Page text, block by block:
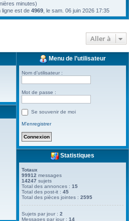
minutes)
ligne est de 4969 , le sam. 06 juin 2026 17:35
Aller à
Menu de l’utilisateur
Nom d’utilisateur :
Mot de passe :
Se souvenir de moi
M’enregistrer
Statistiques
Totaux
99912 messages
14247 sujets
Total des annonces :15
Total des post-it :45
Total des pièces jointes :2595
Sujets par jour :2
Messages par jour :14